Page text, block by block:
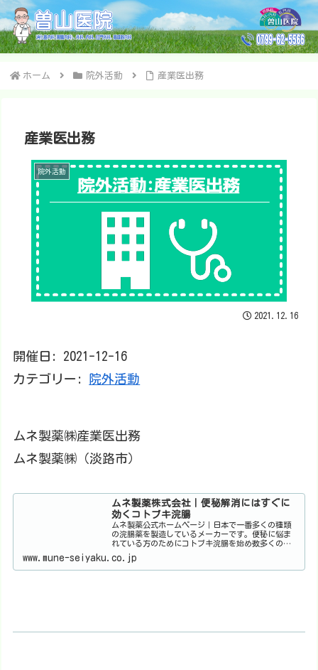
ホーム 院外活動 産業医出務
産業医出務
院外活動
2021.12.16
開催日: 2021-12-16
カテゴリー: 院外活動
ムネ製薬㈱産業医出務
ムネ製薬㈱（淡路市）
ムネ製薬株式会社｜便秘解消にはすぐに
効くコトブキ浣腸
ムネ製薬公式ホームページ｜日本で一番多くの種類
の浣腸薬を製造しているメーカーです。便秘に悩ま
れている方のためにコトブキ浣腸を始め数多くの浣
腸商品を取り扱っております。きれ痔・いぼ痔に
は、ヂナンコーハイAX、非ステロイドタイプのヂナ
ンコーソフ...
www.mune-seiyaku.co.jp